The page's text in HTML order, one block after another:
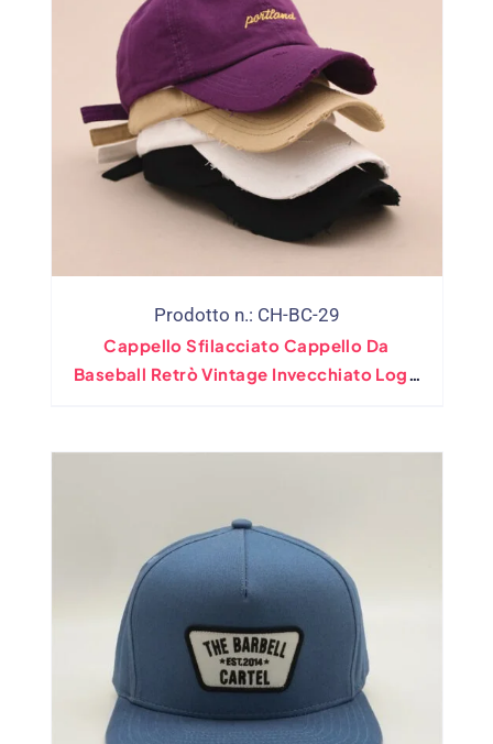
Prodotto n.: CH-BC-29
Cappello Sfilacciato Cappello Da
Baseball Retrò Vintage Invecchiato Logo